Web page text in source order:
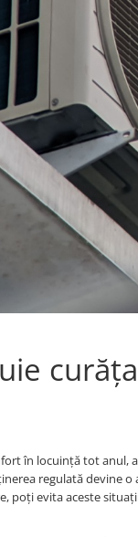
în locuință tot anul,
regulată devine
poți evita aceste